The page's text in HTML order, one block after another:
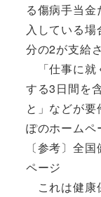
る傷病手当
入している
分の2が支給
「仕事に就
する3日間を
と」などが
ぽのホームペ
〔参考〕全
ページ
これは健康